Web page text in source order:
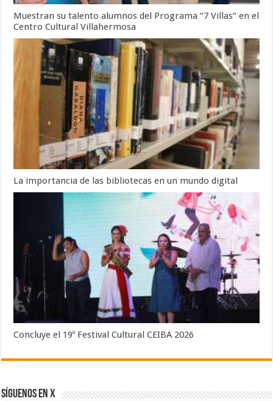
Muestran su talento alumnos del Programa “7 Villas” en el
Centro Cultural Villahermosa
La importancia de las bibliotecas en un mundo digital
Concluye el 19º Festival Cultural CEIBA 2026
SÍGUENOS EN X